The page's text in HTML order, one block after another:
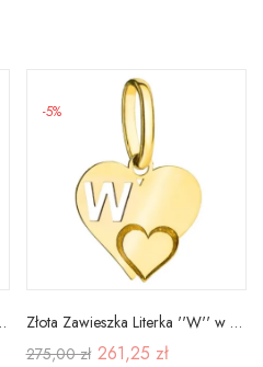
w Sercu 585
-5%
Złota Zawieszka Literka ''W'' w Sercu 585
275,00 zł 261,25 zł